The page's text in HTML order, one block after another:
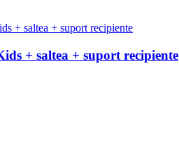
+ saltea + suport recipiente